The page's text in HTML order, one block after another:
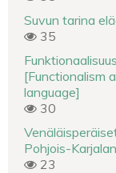
Suvun tarina
35
[Functionalism
language]
30
Pohjois-
23